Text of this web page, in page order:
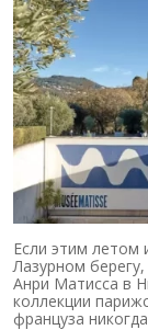
Если этим летом
Лазурном
Анри Матисса в
коллекции
француза